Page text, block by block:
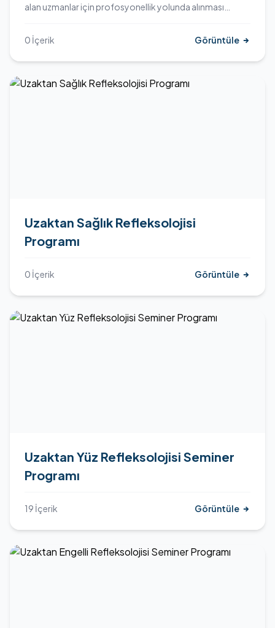
alan uzmanlar için profosyonellik yolunda alınması
ve süpervizyon uygulama programları ile güçlendirilmiş
bir uzmanlık programıdır.
0 İçerik Görüntüle
Uzaktan Sağlık Refleksolojisi
Programı
0 İçerik Görüntüle
Uzaktan Yüz Refleksolojisi Seminer
Programı
19 İçerik Görüntüle